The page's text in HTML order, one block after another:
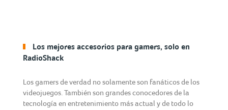
Los mejores accesorios para gamers, solo en
RadioShack
Los gamers de verdad no solamente son fanáticos de los
videojuegos. También son grandes conocedores de la
tecnología en entretenimiento más actual y de todo lo